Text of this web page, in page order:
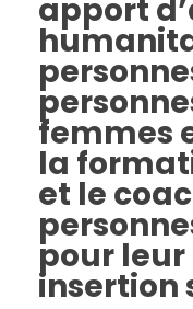
apport
femmes
la
et le
pour
insertion